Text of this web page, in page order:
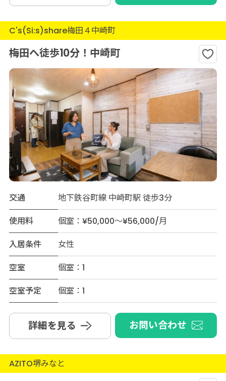
C's(Si:s)share梅田４中崎町
梅田へ徒歩10分！中崎町
交通
地下鉄谷町線 中崎町駅 徒歩3分
使用料
個室：¥50,000～¥56,000/月
入居条件
女性
空室
個室：1
空室予定
個室：1
詳細を見る お問い合わせ
AZITO堺みなと